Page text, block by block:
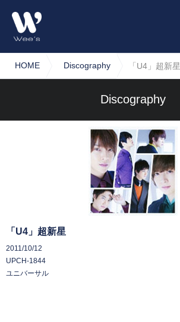
HOME Discography 「U4」超新星
Discography
「U4」超新星
2011/10/12
UPCH-1844
ユニバーサル